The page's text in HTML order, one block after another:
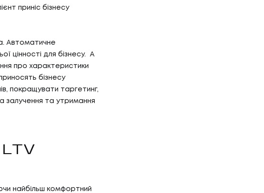
приніс бізнесу
Автоматичне
цінності для бізнесу. А
про характеристики
бізнесу
покращувати таргетинг,
залучення та утримання
найбільш комфортний